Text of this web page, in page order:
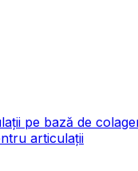
pe bază de
articulații